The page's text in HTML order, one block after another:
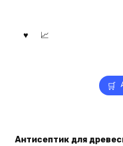
Антисептик для